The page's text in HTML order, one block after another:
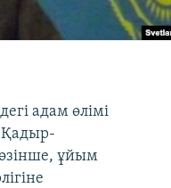
адам өлімі
ұйым